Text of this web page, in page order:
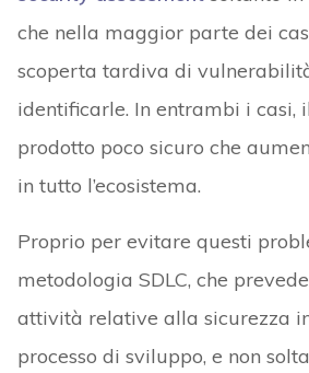
che nella maggior parte dei
scoperta tardiva di
identificarle. In entrambi i casi,
prodotto poco sicuro che
in tutto l’ecosistema.
Proprio per evitare questi
metodologia SDLC, che
attività relative alla sicurezza
processo di sviluppo, e non